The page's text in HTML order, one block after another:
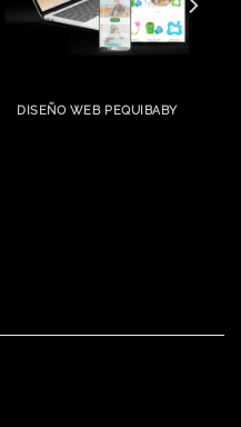
DISEÑO WEB PEQUIBABY